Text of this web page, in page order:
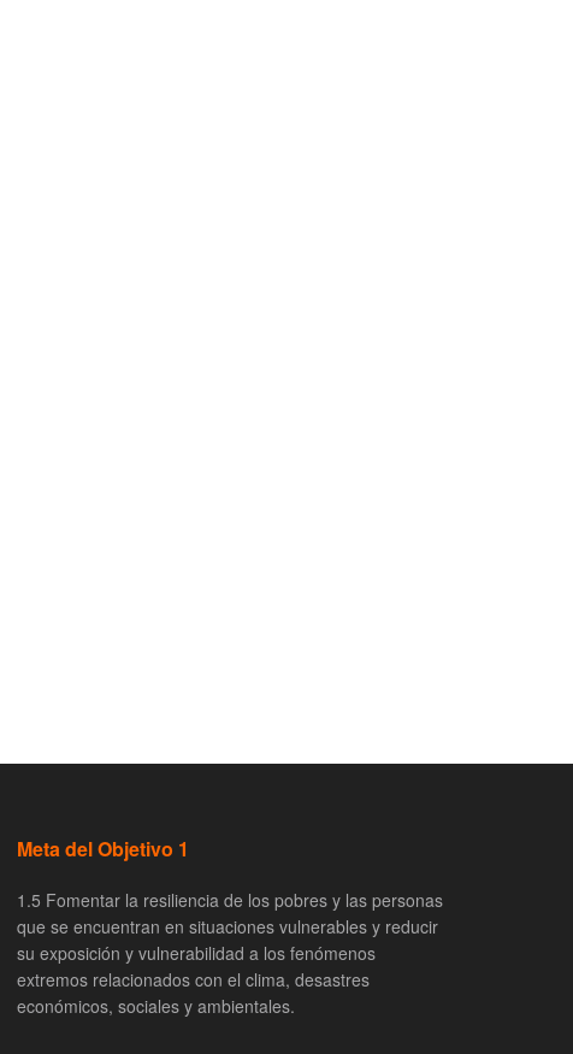
Meta del Objetivo 1
1.5 Fomentar la resiliencia de los pobres y las personas
que se encuentran en situaciones vulnerables y reducir
su exposición y vulnerabilidad a los fenómenos
extremos relacionados con el clima, desastres
económicos, sociales y ambientales.